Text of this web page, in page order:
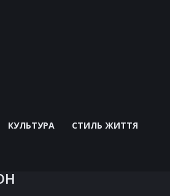
КУЛЬТУРА СТИЛЬ ЖИТТЯ